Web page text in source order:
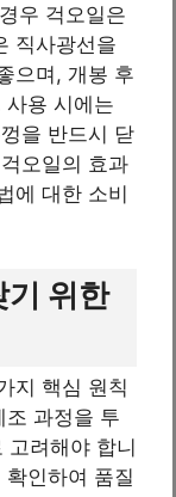
우 걱오일은
직사광선을
으며, 개봉 후
용 시에는
을 반드시 닫
오일의 효과
에 대한 소비
기 위한
지 핵심 원칙
조 과정을 투
고려해야 합니
인하여 품질